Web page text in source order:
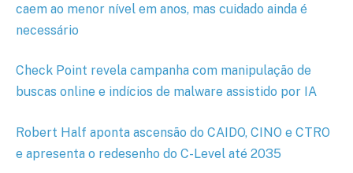
caem ao menor nível em anos, mas cuidado ainda é
necessário
Check Point revela campanha com manipulação de
buscas online e indícios de malware assistido por IA
Robert Half aponta ascensão do CAIDO, CINO e CTRO
e apresenta o redesenho do C-Level até 2035